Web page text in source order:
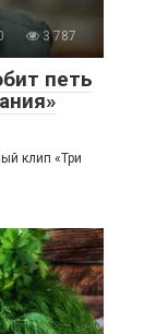
3 787
петь
клип «Три